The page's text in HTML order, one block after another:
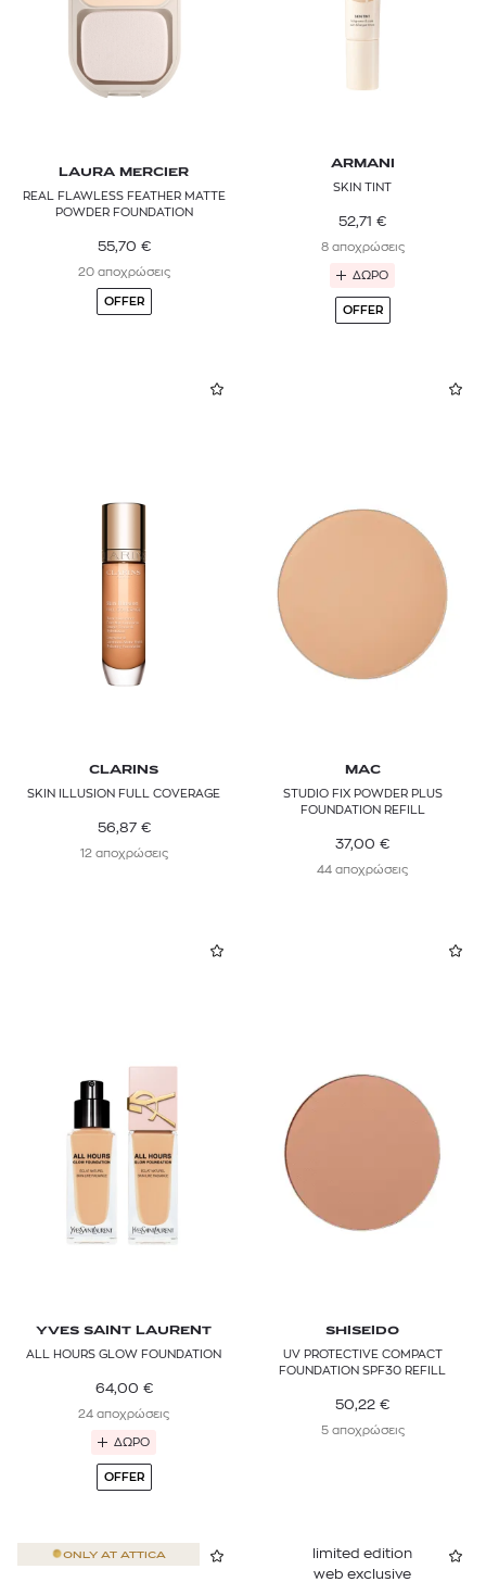
LAURA MERCIER
REAL FLAWLESS FEATHER MATTE
POWDER FOUNDATION
55,70 €
20 αποχρώσεις
OFFER
ARMANI
SKIN TINT
52,71 €
8 αποχρώσεις
ΔΩΡΟ
OFFER
CLARINS
SKIN ILLUSION FULL COVERAGE
56,87 €
12 αποχρώσεις
MAC
STUDIO FIX POWDER PLUS
FOUNDATION REFILL
37,00 €
44 αποχρώσεις
YVES SAINT LAURENT
ALL HOURS GLOW FOUNDATION
64,00 €
24 αποχρώσεις
ΔΩΡΟ
OFFER
SHISEIDO
UV PROTECTIVE COMPACT
FOUNDATION SPF30 REFILL
50,22 €
5 αποχρώσεις
ONLY AT ATTICA
limited edition
web exclusive